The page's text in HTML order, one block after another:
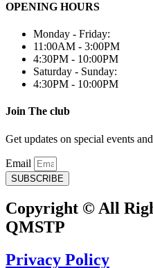
OPENING HOURS
Monday - Friday:
11:00AM - 3:00PM
4:30PM - 10:00PM
Saturday - Sunday:
4:30PM - 10:00PM
Join The club
Get updates on special events
Email
SUBSCRIBE
Copyright © All
QMSTP
Privacy Policy